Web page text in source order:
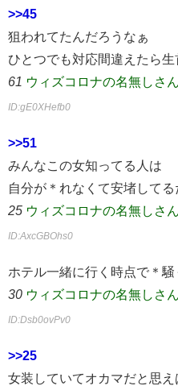
>>45
狙われてたんだろうなぁ
ひとつでも対応間違えたら
61 ウィズコロナの名無しさん
ID:gE0XHefb0
>>51
みんなこの女知ってる人は
自分が＊れなくて安堵してる
25 ウィズコロナの名無しさん
ID:AxcGBOhs0
ホテル一緒に行く時点で＊
30 ウィズコロナの名無しさん
ID:Dsb0ovPv0
>>25
女装していてオカマだと思